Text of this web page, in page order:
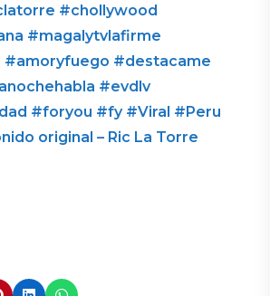
#chollywood
#magalytvlafirme
#amoryfuego #destacame
#evdlv
#foryou #fy #Viral #Peru
original – Ric La Torre